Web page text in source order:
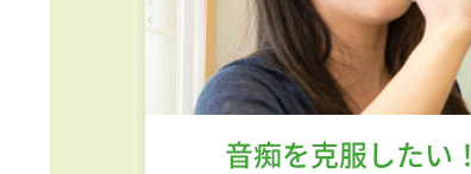
音痴を克服したい！